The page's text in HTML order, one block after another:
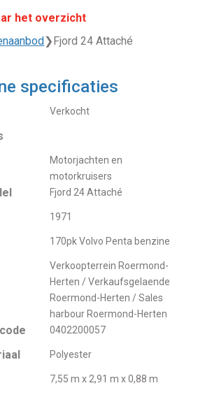
het overzicht
❯Fjord 24 Attaché
specificaties
Verkocht
Motorjachten en
motorkruisers
Fjord 24 Attaché
1971
170pk Volvo Penta benzine
Verkoopterrein Roermond-
Herten / Verkaufsgelaende
Roermond-Herten / Sales
harbour Roermond-Herten
0402200057
Polyester
7,55 m x 2,91 m x 0,88 m